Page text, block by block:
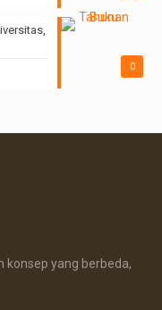
0
konsep yang berbeda,